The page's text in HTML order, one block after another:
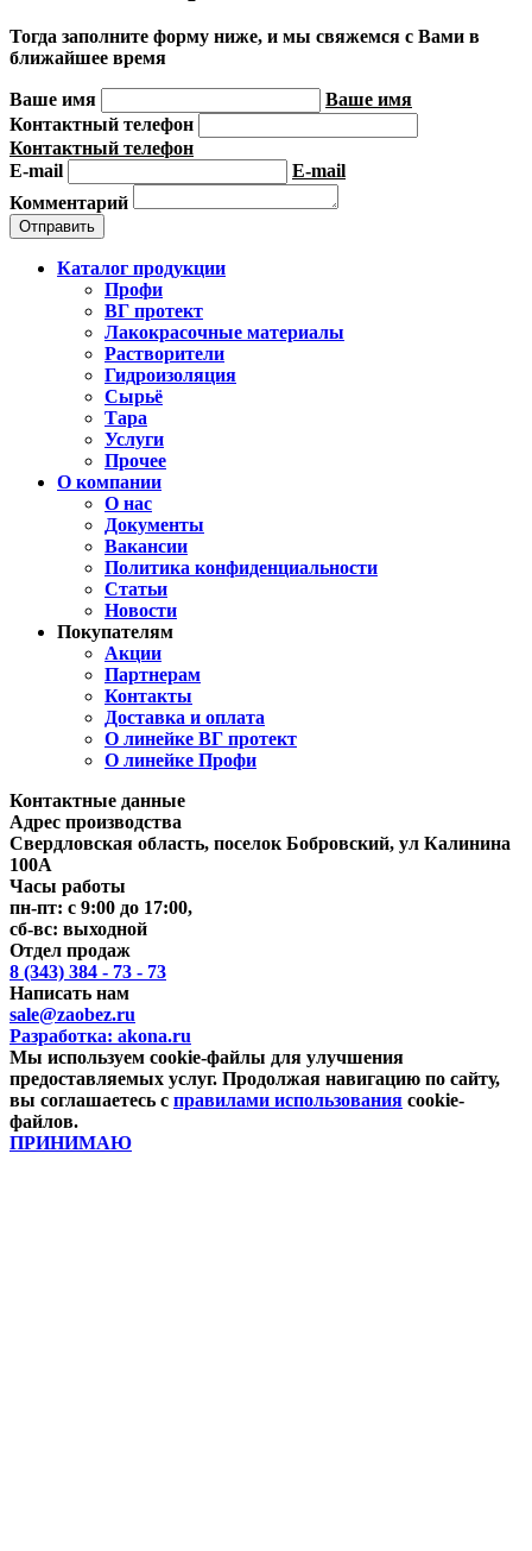
Тогда заполните форму ниже, и мы свяжемся с Вами в
ближайшее время
Ваше имя
Ваше имя
Контактный телефон
Контактный телефон
E-mail
E-mail
Комментарий
Каталог продукции
Профи
ВГ протект
Лакокрасочные материалы
Растворители
Гидроизоляция
Сырьё
Тара
Услуги
Прочее
О компании
О нас
Документы
Вакансии
Политика конфиденциальности
Статьи
Новости
Покупателям
Акции
Партнерам
Контакты
Доставка и оплата
О линейке ВГ протект
О линейке Профи
Контактные данные
Адрес производства
Свердловская область, поселок Бобровский, ул Калинина
100А
Часы работы
пн-пт: с 9:00 до 17:00,
сб-вс: выходной
Отдел продаж
8 (343) 384 - 73 - 73
Написать нам
sale@zaobez.ru
Разработка: akona.ru
Мы используем cookie-файлы для улучшения
предоставляемых услуг. Продолжая навигацию по сайту,
вы соглашаетесь с правилами использования cookie-
файлов.
ПРИНИМАЮ